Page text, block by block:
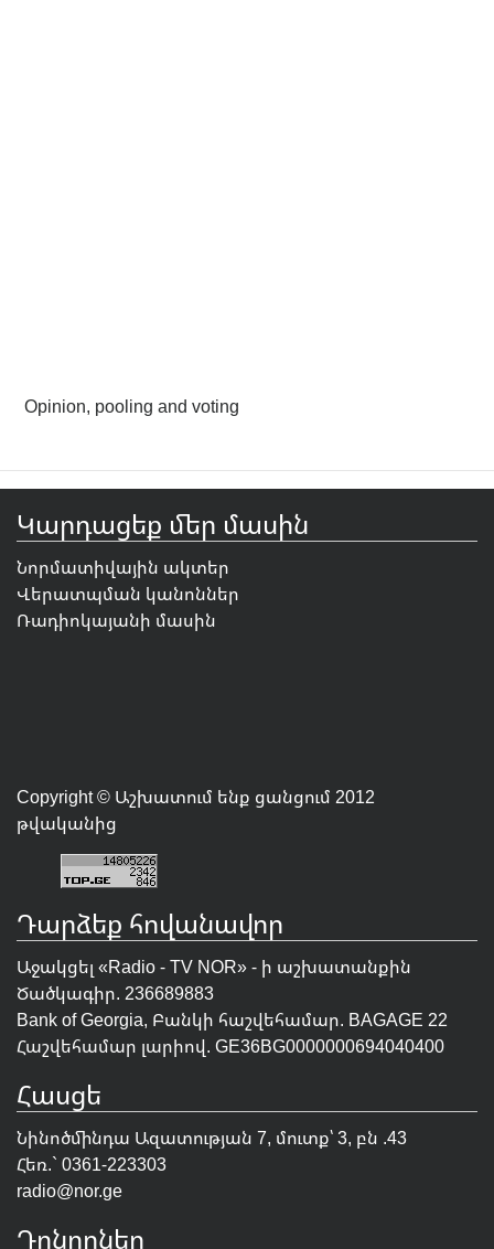
Opinion, pooling and voting
Կարդացեք մեր մասին
Նորմատիվային ակտեր
Վերատպման կանոններ
Ռադիոկայանի մասին
Copyright © Աշխատում ենք ցանցում 2012
թվականից
Դարձեք հովանավոր
Աջակցել «Radio - TV NOR» - ի աշխատանքին
Ծածկագիր. 236689883
Bank of Georgia, Բանկի հաշվեհամար. BAGAGE 22
Հաշվեհամար լարիով. GE36BG0000000694040400
Հասցե
Նինոծմինդա Ազատության 7, մուտք՝ 3, բն .43
Հեռ.` 0361-223303
radio@nor.ge
Դոնորներ